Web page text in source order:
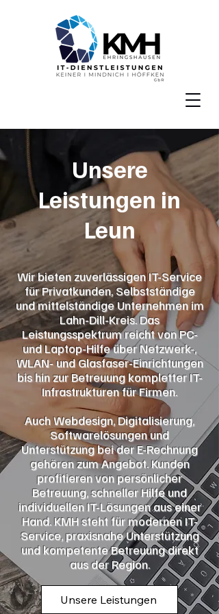
Unsere
Leistungen in
Leun
Wir bieten zuverlässigen IT-Service
für Privatkunden, Selbstständige
und mittelständige Unternehmen im
Lahn-Dill-Kreis. Das
Leistungsspektrum reicht von PC-
und Laptop-Hilfe über Netzwerk-,
WLAN- und Glasfaser-Einrichtungen
bis hin zur Betreuung kompletter IT-
Infrastrukturen für Firmen.
Auch Webdesign, Digitalisierung,
Softwarelösungen und
Unterstützung bei der E-Rechnung
gehören zum Angebot. Kunden
profitieren von persönlicher
Betreuung, schneller Hilfe und
individuellen IT-Lösungen aus einer
Hand. KMH steht für modernen IT-
Service, praxisnahe Unterstützung
und kompetente Betreuung direkt
aus der Region.
Unsere Leistungen